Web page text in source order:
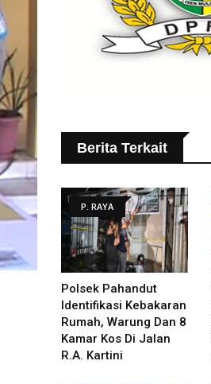
Berita Terkait
P. RAYA
Polsek Pahandut
Identifikasi Kebakaran
Rumah, Warung Dan 8
Kamar Kos Di Jalan
R.A. Kartini